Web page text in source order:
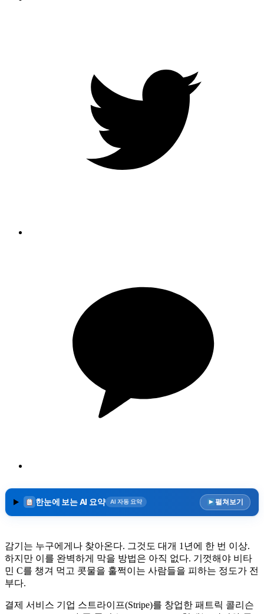
한눈에 보는 AI 요약 AI 자동 요약 펼쳐보기
감기는 누구에게나 찾아온다. 그것도 대개 1년에 한 번 이상.
하지만 이를 완벽하게 막을 방법은 아직 없다. 기껏해야 비타
민 C를 챙겨 먹고 콧물을 훌쩍이는 사람들을 피하는 정도가 전
부다.
결제 서비스 기업 스트라이프(Stripe)를 창업한 패트릭 콜리슨